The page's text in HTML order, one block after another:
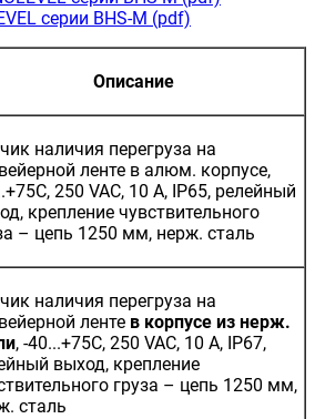
серии BHS-M (pdf)
Описание
наличия перегруза на
ленте в алюм. корпусе,
250 VAC, 10 A, IP65, релейный
крепление чувствительного
– цепь 1250 мм, нерж. сталь
наличия перегруза на
ленте в корпусе из нерж.
, -40...+75С, 250 VAC, 10 A, IP67,
выход, крепление
груза – цепь 1250 мм,
сталь